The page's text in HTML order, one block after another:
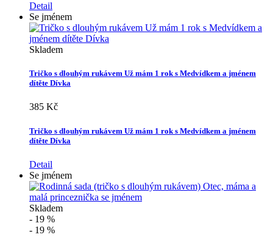
Detail
Se jménem
Skladem
Tričko s dlouhým rukávem Už mám 1 rok s Medvídkem a jménem
dítěte Dívka
385 Kč
Tričko s dlouhým rukávem Už mám 1 rok s Medvídkem a jménem
dítěte Dívka
Detail
Se jménem
Skladem
- 19 %
- 19 %